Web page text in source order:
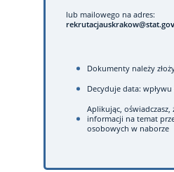
lub mailowego na adres:
Dokumenty należy
Decyduje data:
Aplikując, oświadczasz,
informacji na temat
osobowych w naborze